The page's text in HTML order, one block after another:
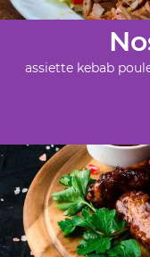
assiette kebab